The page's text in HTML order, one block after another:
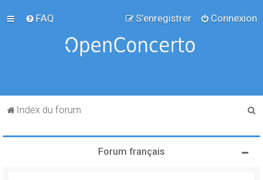
FAQ Connexion
S’enregistrer
Index du forum
Forum français